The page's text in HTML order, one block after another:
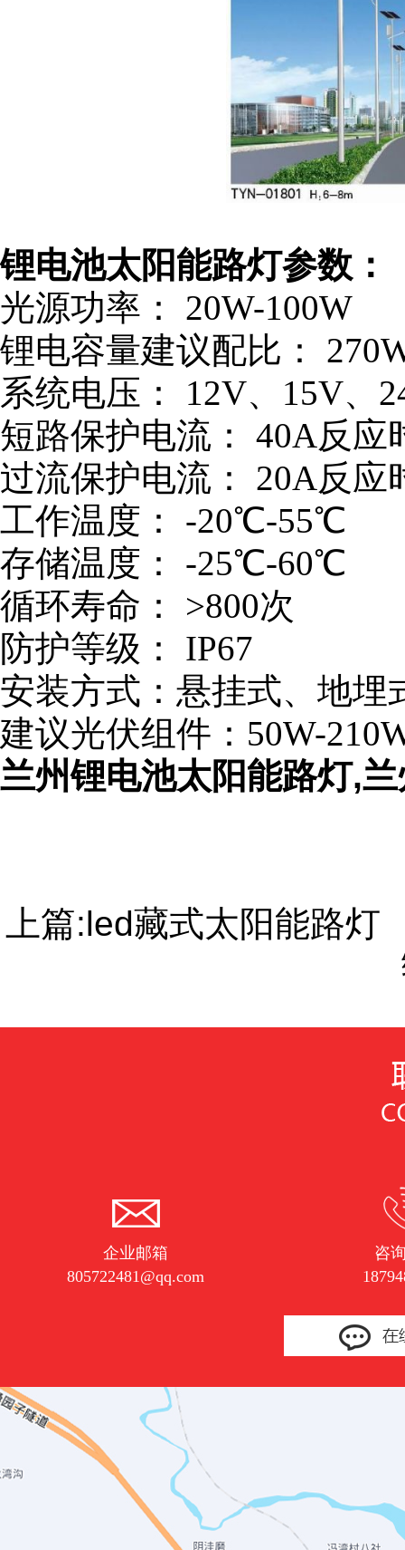
锂电池太阳能路灯参数：
光源功率：
20W-100W
锂电容量建议配比：
系统电压：
12V、 15V、
短路保护电流：
40A反应
过流保护电流：
20A反应
工作温度：
-20℃-55℃
存储温度：
-25℃-60℃
循环寿命：
>800次
防护等级：
IP67
安装方式：悬挂式、地埋
建议光伏组件： 50W-
兰州锂电池太阳能路灯,
上篇:led藏式太阳能路灯
企业邮箱
805722481@qq.com
咨